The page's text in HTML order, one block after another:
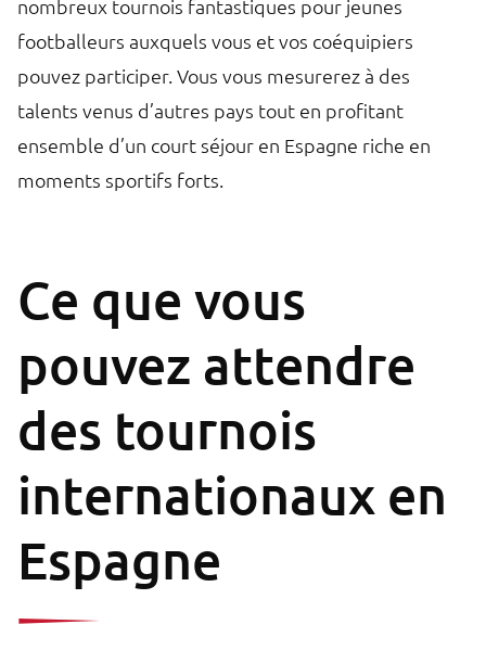
nombreux tournois fantastiques pour jeunes
footballeurs auxquels vous et vos coéquipiers
pouvez participer. Vous vous mesurerez à des
talents venus d’autres pays tout en profitant
ensemble d’un court séjour en Espagne riche en
moments sportifs forts.
Ce que vous
pouvez attendre
des tournois
internationaux en
Espagne